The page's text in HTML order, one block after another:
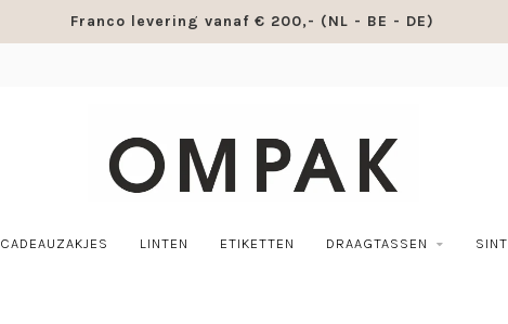
Franco levering vanaf € 200,- (NL - BE - DE)
CADEAUZAKJES LINTEN ETIKETTEN DRAAGTASSEN SINT